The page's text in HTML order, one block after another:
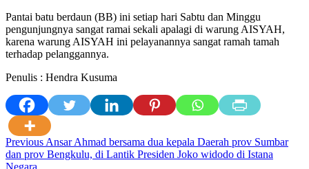
Pantai batu berdaun (BB) ini setiap hari Sabtu dan Minggu
pengunjungnya sangat ramai sekali apalagi di warung AISYAH,
karena warung AISYAH ini pelayanannya sangat ramah tamah
terhadap pelanggannya.
Penulis : Hendra Kusuma
Post
navigation
Previous Ansar Ahmad bersama dua kepala Daerah prov Sumbar
dan prov Bengkulu, di Lantik Presiden Joko widodo di Istana
Negara